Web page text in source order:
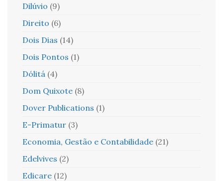
Dilúvio (9)
Direito (6)
Dois Dias (14)
Dois Pontos (1)
Dólitá (4)
Dom Quixote (8)
Dover Publications (1)
E-Primatur (3)
Economia, Gestão e Contabilidade (21)
Edelvives (2)
Edicare (12)